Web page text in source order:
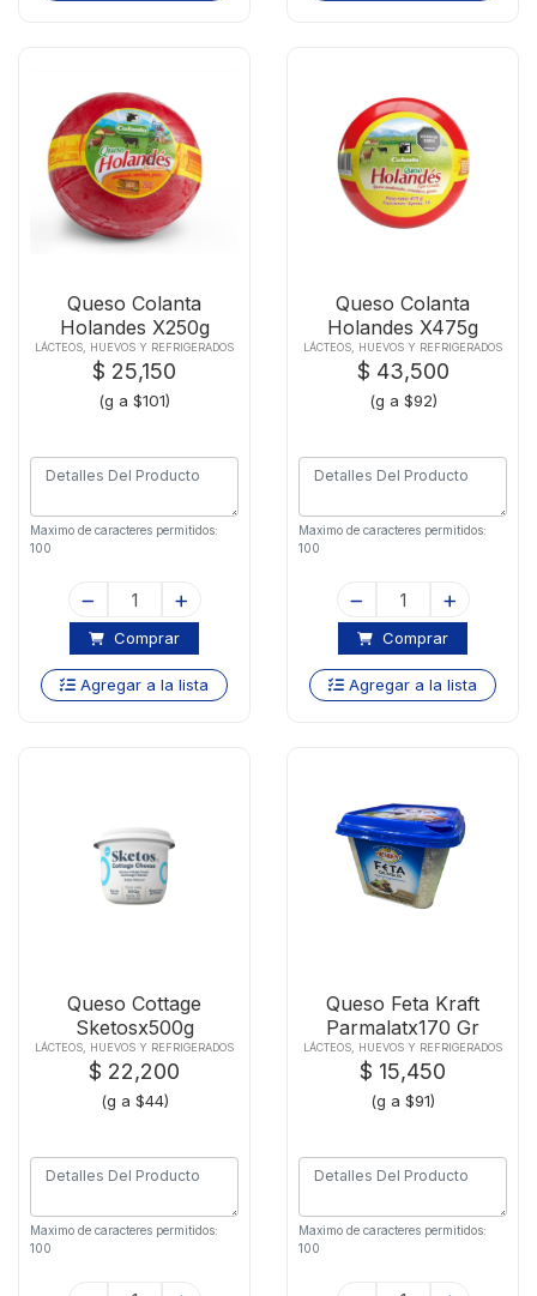
Queso Colanta
Holandes X250g
LÁCTEOS, HUEVOS Y REFRIGERADOS
$ 25,150
(g a $101)
Maximo de caracteres permitidos:
100
Comprar
Agregar a la lista
Queso Colanta
Holandes X475g
LÁCTEOS, HUEVOS Y REFRIGERADOS
$ 43,500
(g a $92)
Maximo de caracteres permitidos:
100
Comprar
Agregar a la lista
Queso Cottage
Sketosx500g
LÁCTEOS, HUEVOS Y REFRIGERADOS
$ 22,200
(g a $44)
Maximo de caracteres permitidos:
100
Queso Feta Kraft
Parmalatx170 Gr
LÁCTEOS, HUEVOS Y REFRIGERADOS
$ 15,450
(g a $91)
Maximo de caracteres permitidos:
100